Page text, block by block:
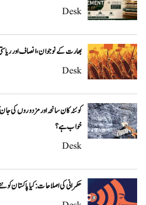
Desk
بھارت کے نوجوان، انصاف اور ریاستی
Desk
کوئٹہ کان سانحہ اور مزدوروں کی
خواب ہے؟
Desk
حکمرانی کی اصلاحات: کیا پاکستان